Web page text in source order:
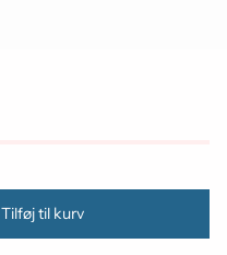
Tilføj til kurv